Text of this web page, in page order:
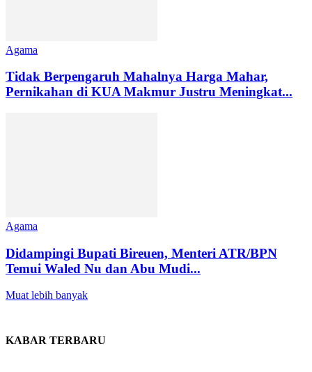
Agama
Tidak Berpengaruh Mahalnya Harga Mahar,
Pernikahan di KUA Makmur Justru Meningkat...
Agama
Didampingi Bupati Bireuen, Menteri ATR/BPN
Temui Waled Nu dan Abu Mudi...
Muat lebih banyak
KABAR TERBARU